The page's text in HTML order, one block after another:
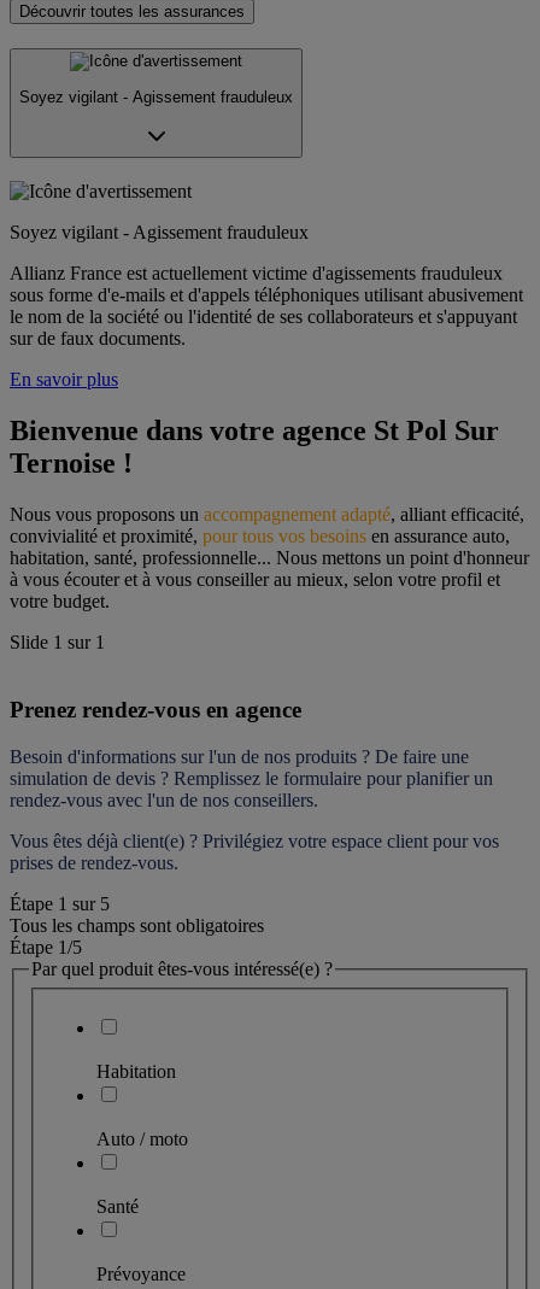
Découvrir toutes les assurances
Soyez vigilant - Agissement frauduleux
Soyez vigilant - Agissement frauduleux
Allianz France est actuellement victime d'agissements frauduleux
sous forme d'e-mails et d'appels téléphoniques utilisant abusivement
le nom de la société ou l'identité de ses collaborateurs et s'appuyant
sur de faux documents.
En savoir plus
Bienvenue dans votre agence St Pol Sur
Ternoise !
Nous vous proposons un accompagnement adapté, alliant efficacité,
convivialité et proximité, pour tous vos besoins en assurance auto,
habitation, santé, professionnelle... Nous mettons un point d'honneur
à vous écouter et à vous conseiller au mieux, selon votre profil et
votre budget.
Slide 1 sur 1
Prenez rendez-vous en agence
Besoin d'informations sur l'un de nos produits ? De faire une
simulation de devis ? Remplissez le formulaire pour planifier un
rendez-vous avec l'un de nos conseillers.
Vous êtes déjà client(e) ? Privilégiez votre espace client pour vos
prises de rendez-vous.
Étape 1 sur 5
Tous les champs sont obligatoires
Étape 1/5
Par quel produit êtes-vous intéressé(e) ?
Habitation
Auto / moto
Santé
Prévoyance